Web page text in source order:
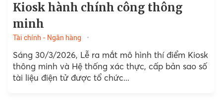
Kiosk hành chính công thông
minh
Tài chính - Ngân hàng
Sáng 30/3/2026, Lễ ra mắt mô hình thí điểm Kiosk
thông minh và Hệ thống xác thực, cấp bản sao số
tài liệu điện tử được tổ chức...